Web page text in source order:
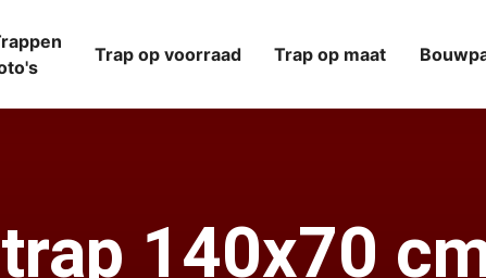
Trap op voorraad Trap op maat
140x70